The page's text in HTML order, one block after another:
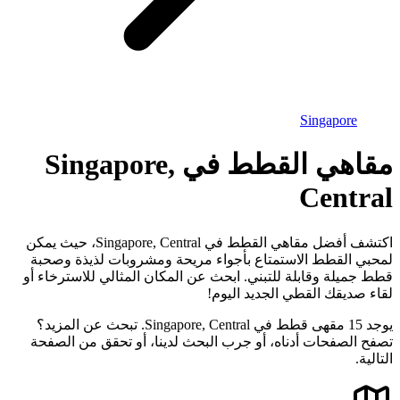
Singapore
مقاهي القطط في Singapore,
Central
اكتشف أفضل مقاهي القطط في Singapore, Central، حيث يمكن
لمحبي القطط الاستمتاع بأجواء مريحة ومشروبات لذيذة وصحبة
قطط جميلة وقابلة للتبني. ابحث عن المكان المثالي للاسترخاء أو
لقاء صديقك القطي الجديد اليوم!
يوجد 15 مقهى قطط في Singapore, Central. تبحث عن المزيد؟
تصفح الصفحات أدناه، أو جرب البحث لدينا، أو تحقق من الصفحة
التالية.